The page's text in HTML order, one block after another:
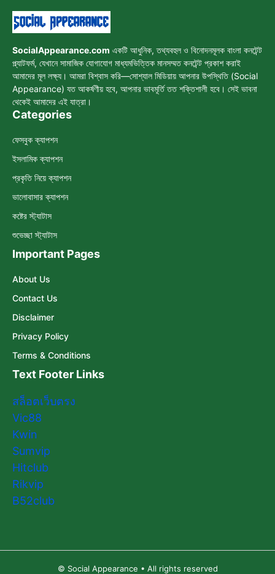
SocialAppearance.com একটি আধুনিক, তথ্যবহুল ও বিনোদনমূলক বাংলা কনটেন্ট
প্ল্যাটফর্ম, যেখানে সামাজিক যোগাযোগ মাধ্যমভিত্তিক মানসম্মত কনটেন্ট প্রকাশ করাই
আমাদের মূল লক্ষ্য। আমরা বিশ্বাস করি—সোশ্যাল মিডিয়ায় আপনার উপস্থিতি (Social
Appearance) যত আকর্ষণীয় হবে, আপনার ভাবমূর্তি তত শক্তিশালী হবে। সেই ভাবনা
থেকেই আমাদের এই যাত্রা।
Categories
ফেসবুক ক্যাপশন
ইসলামিক ক্যাপশন
প্রকৃতি নিয়ে ক্যাপশন
ভালোবাসার ক্যাপশন
কষ্টের স্ট্যাটাস
শুভেচ্ছা স্ট্যাটাস
Important Pages
About Us
Contact Us
Disclaimer
Privacy Policy
Terms & Conditions
Text Footer Links
สล็อตเว็บตรง
Vic88
Kwin
Sumvip
Hitclub
Rikvip
B52club
© Social Appearance • All rights reserved